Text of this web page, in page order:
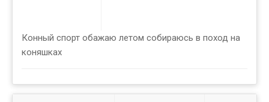
Конный спорт обажаю летом собираюсь в поход на
коняшках